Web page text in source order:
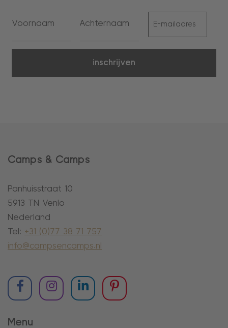
inschrijven
Camps & Camps
Panhuisstraat 10
5913 TN Venlo
Nederland
Tel: +31 (0)77 38 71 757
info@campsencamps.nl
Menu